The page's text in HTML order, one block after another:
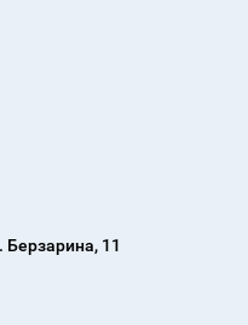
Берзарина, 11